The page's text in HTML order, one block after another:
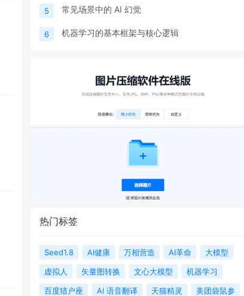
5 常见场景中的 AI 幻觉
6 机器学习的基本框架与核心逻辑
热门标签
Seed1.8 AI健康 万相营造 AI革命
大模型
虚拟人
矢量图转换‌ 文心大模型
机器学习
百度猎户座
AI 语音翻译 天猫精灵
美团袋鼠参